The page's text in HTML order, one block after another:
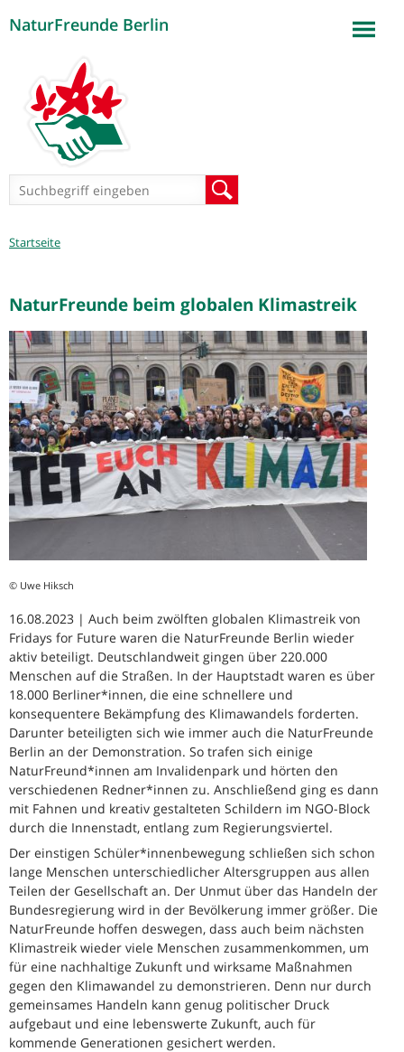
NaturFreunde Berlin
Suchformular
Sie
Startseite
NaturFreunde beim globalen Klimastreik
© Uwe Hiksch
16.08.2023 | Auch beim zwölften globalen Klimastreik von
Fridays for Future waren die NaturFreunde Berlin wieder
aktiv beteiligt. Deutschlandweit gingen über 220.000
Menschen auf die Straßen. In der Hauptstadt waren es über
18.000 Berliner*innen, die eine schnellere und
konsequentere Bekämpfung des Klimawandels forderten.
Darunter beteiligten sich wie immer auch die NaturFreunde
Berlin an der Demonstration. So trafen sich einige
NaturFreund*innen am Invalidenpark und hörten den
verschiedenen Redner*innen zu. Anschließend ging es dann
mit Fahnen und kreativ gestalteten Schildern im NGO-Block
durch die Innenstadt, entlang zum Regierungsviertel.
Der einstigen Schüler*innenbewegung schließen sich schon
lange Menschen unterschiedlicher Altersgruppen aus allen
Teilen der Gesellschaft an. Der Unmut über das Handeln der
Bundesregierung wird in der Bevölkerung immer größer. Die
NaturFreunde hoffen deswegen, dass auch beim nächsten
Klimastreik wieder viele Menschen zusammenkommen, um
für eine nachhaltige Zukunft und wirksame Maßnahmen
gegen den Klimawandel zu demonstrieren. Denn nur durch
gemeinsames Handeln kann genug politischer Druck
aufgebaut und eine lebenswerte Zukunft, auch für
kommende Generationen gesichert werden.